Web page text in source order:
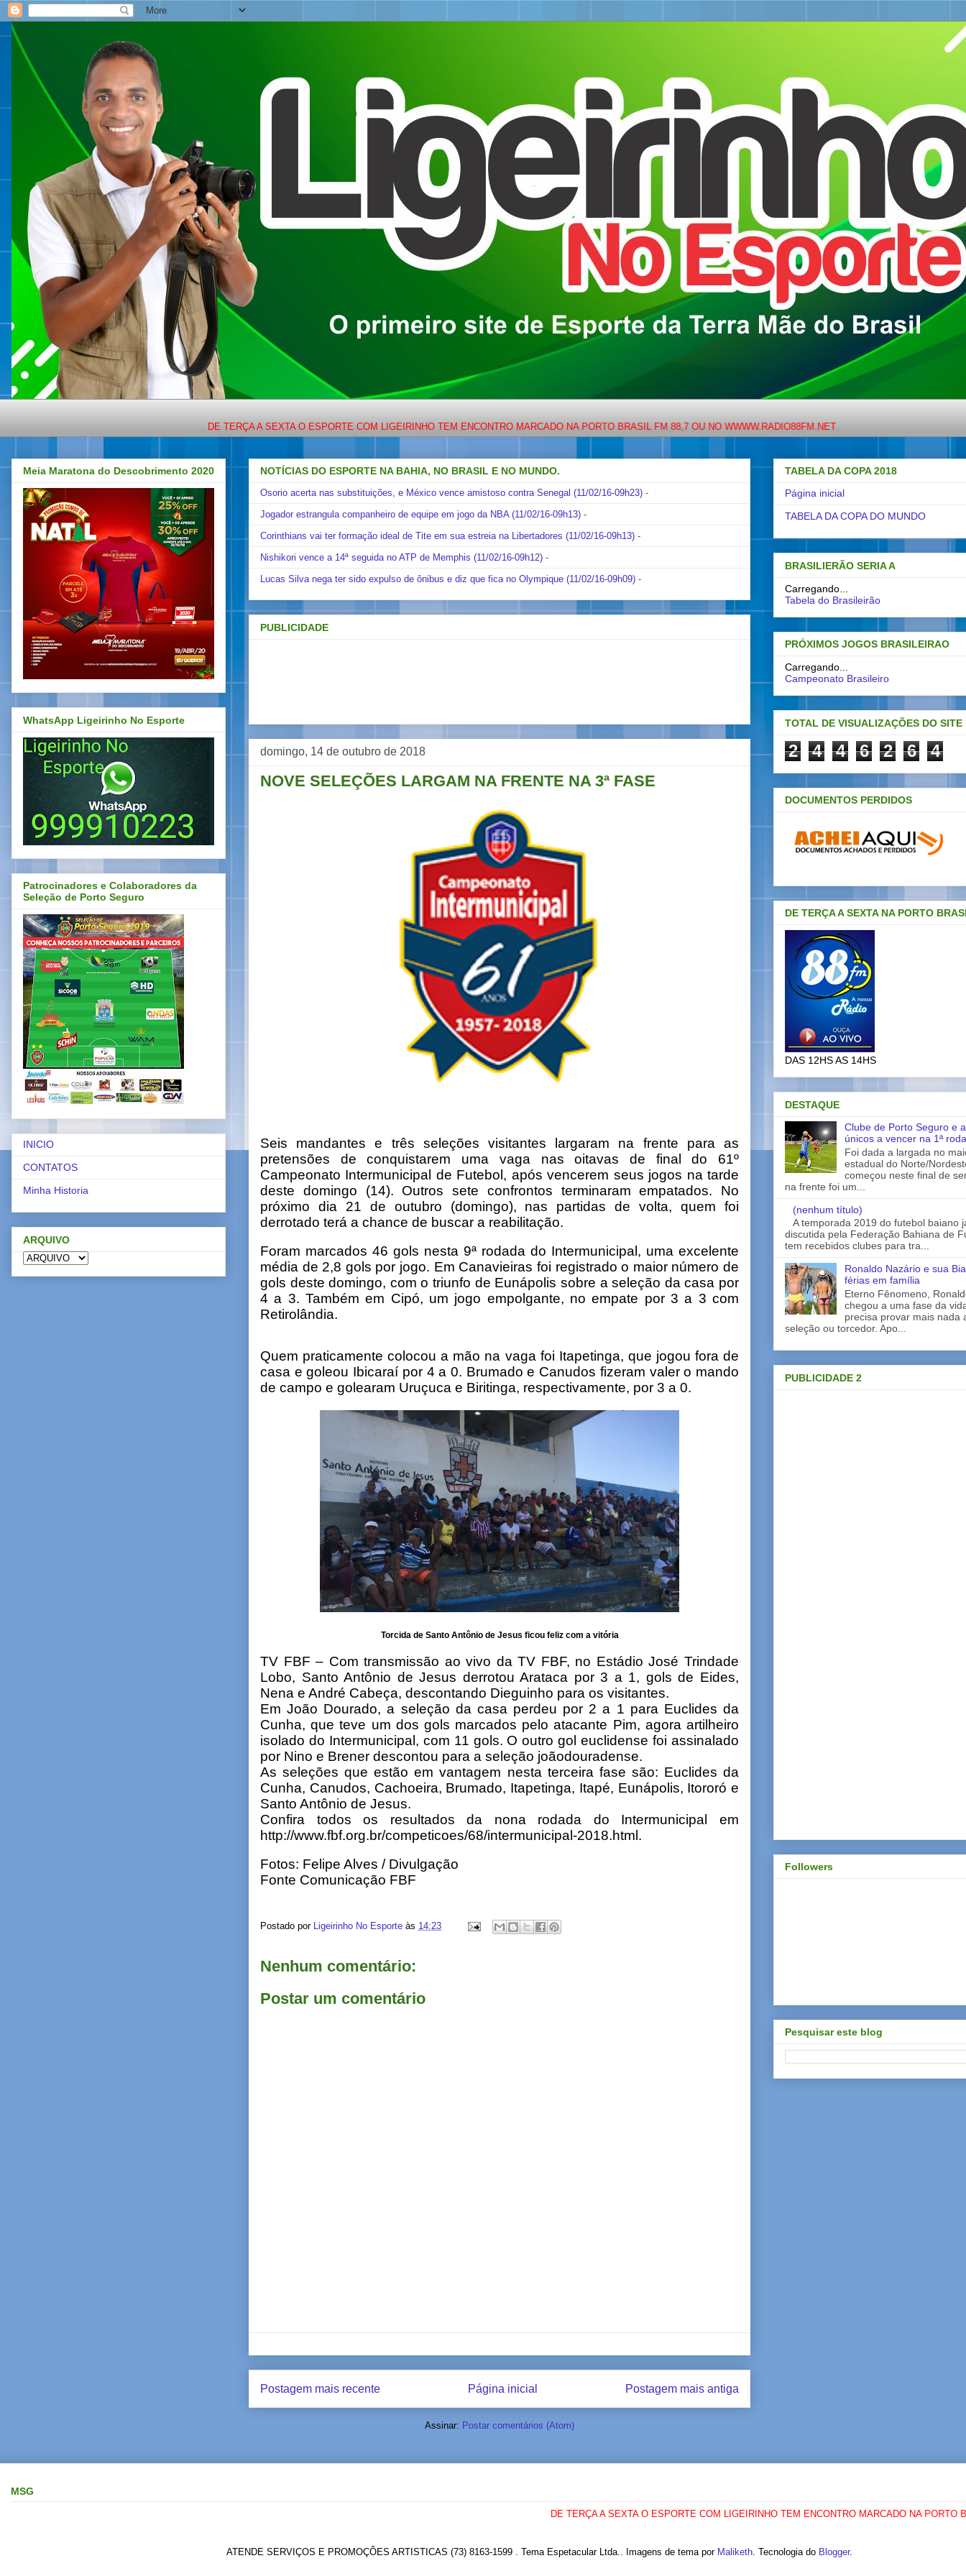
DE TERÇA A SEXTA O ESPORTE COM LIGEIRINHO TEM ENCONTRO MARCADO NA PORTO BRASIL FM 88,7 OU NO WWWW.RADIO88FM.NET
NOTÍCIAS DO ESPORTE NA BAHIA, NO BRASIL E NO MUNDO.
Osorio acerta nas substituições, e México vence amistoso contra Senegal (11/02/16-09h23) -
Jogador estrangula companheiro de equipe em jogo da NBA (11/02/16-09h13) -
Corinthians vai ter formação ideal de Tite em sua estreia na Libertadores (11/02/16-09h13) -
Nishikori vence a 14ª seguida no ATP de Memphis (11/02/16-09h12) -
Lucas Silva nega ter sido expulso de ônibus e diz que fica no Olympique (11/02/16-09h09) -
PUBLICIDADE
domingo, 14 de outubro de 2018
NOVE SELEÇÕES LARGAM NA FRENTE NA 3ª FASE
Seis mandantes e três seleções visitantes largaram na frente para as
pretensões de conquistarem uma vaga nas oitavas de final do 61º
Campeonato Intermunicipal de Futebol, após vencerem seus jogos na tarde
deste domingo (14). Outros sete confrontos terminaram empatados. No
próximo dia 21 de outubro (domingo), nas partidas de volta, quem foi
derrotado terá a chance de buscar a reabilitação.
Foram marcados 46 gols nesta 9ª rodada do Intermunicipal, uma excelente
média de 2,8 gols por jogo. Em Canavieiras foi registrado o maior número de
gols deste domingo, com o triunfo de Eunápolis sobre a seleção da casa por
4 a 3. Também em Cipó, um jogo empolgante, no empate por 3 a 3 com
Retirolândia.
Quem praticamente colocou a mão na vaga foi Itapetinga, que jogou fora de
casa e goleou Ibicaraí por 4 a 0. Brumado e Canudos fizeram valer o mando
de campo e golearam Uruçuca e Biritinga, respectivamente, por 3 a 0.
Torcida de Santo Antônio de Jesus ficou feliz com a vitória
TV FBF – Com transmissão ao vivo da TV FBF, no Estádio José Trindade
Lobo, Santo Antônio de Jesus derrotou Arataca por 3 a 1, gols de Eides,
Nena e André Cabeça, descontando Dieguinho para os visitantes.
Em João Dourado, a seleção da casa perdeu por 2 a 1 para Euclides da
Cunha, que teve um dos gols marcados pelo atacante Pim, agora artilheiro
isolado do Intermunicipal, com 11 gols. O outro gol euclidense foi assinalado
por Nino e Brener descontou para a seleção joãodouradense.
As seleções que estão em vantagem nesta terceira fase são: Euclides da
Cunha, Canudos, Cachoeira, Brumado, Itapetinga, Itapé, Eunápolis, Itororó e
Santo Antônio de Jesus.
Confira todos os resultados da nona rodada do Intermunicipal em
http://www.fbf.org.br/competicoes/68/intermunicipal-2018.html.
Fotos: Felipe Alves / Divulgação
Fonte Comunicação FBF
Postado por Ligeirinho No Esporte às 14:23
Nenhum comentário:
Postar um comentário
Postagem mais recente Postagem mais antiga
Página inicial
Assinar: Postar comentários (Atom)
Meia Maratona do Descobrimento 2020
WhatsApp Ligeirinho No Esporte
Patrocinadores e Colaboradores da
Seleção de Porto Seguro
INICIO
CONTATOS
Minha Historia
ARQUIVO
TABELA DA COPA 2018
Página inicial
TABELA DA COPA DO MUNDO
BRASILIERÃO SERIA A
Carregando...
Tabela do Brasileirão
PRÓXIMOS JOGOS BRASILEIRAO
Carregando...
Campeonato Brasileiro
TOTAL DE VISUALIZAÇÕES DO SITE
2 4 4 6 2 6 4
DOCUMENTOS PERDIDOS
DE TERÇA A SEXTA NA PORTO
DAS 12HS AS 14HS
DESTAQUE
Clube de Porto Seguro e
únicos a vencer na 1ª
Foi dada a largada no
estadual do Norte/
começou neste final de
na frente foi um...
(nenhum título)
A temporada 2019 do futebol baiano
discutida pela Federação Bahiana de
tem recebidos clubes para tra...
Ronaldo Nazário e sua
férias em família
Eterno Fênomeno,
chegou a uma fase da
precisa provar mais nada
seleção ou torcedor. Apo...
PUBLICIDADE 2
Followers
Pesquisar este blog
MSG
DE TERÇA A SEXTA O ESPORTE COM LIGEIRINHO TEM ENCONTRO MARCADO NA PORTO
ATENDE SERVIÇOS E PROMOÇÕES ARTISTICAS (73) 8163-1599 . Tema Espetacular Ltda.. Imagens de tema por Maliketh. Tecnologia do Blogger.